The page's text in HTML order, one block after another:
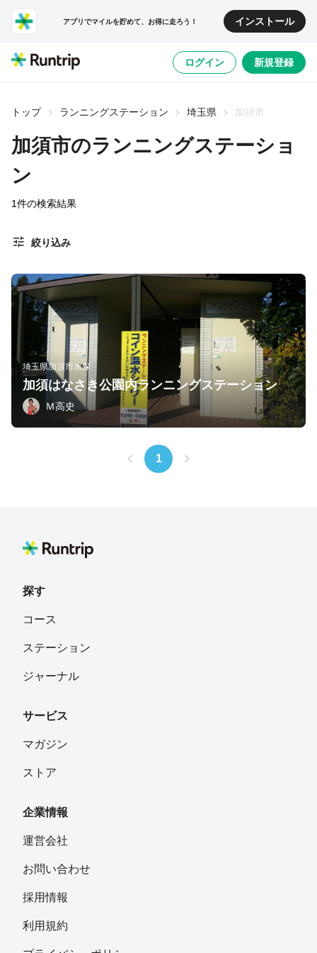
アプリでマイルを貯めて、お得に走ろう！ インストール
ログイン 新規登録
トップ ランニングステーション 埼玉県 加須市
加須市のランニングステーショ
ン
1件の検索結果
絞り込み
埼玉県加須市水深
加須はなさき公園内ランニングステーション
Ｍ高史
1
探す
コース
ステーション
ジャーナル
サービス
マガジン
ストア
企業情報
運営会社
お問い合わせ
採用情報
利用規約